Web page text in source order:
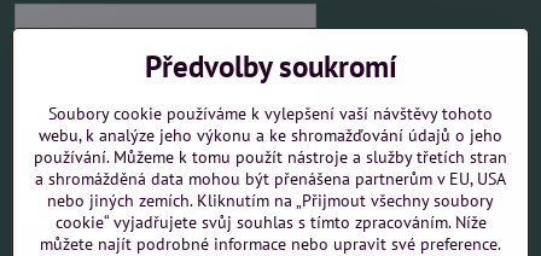
Mám zájem o
Předvolby soukromí
Soubory cookie používáme k vylepšení vaší návštěvy tohoto
webu, k analýze jeho výkonu a ke shromažďování údajů o jeho
používání. Můžeme k tomu použít nástroje a služby třetích stran
a shromážděná data mohou být přenášena partnerům v EU, USA
nebo jiných zemích. Kliknutím na „Přijmout všechny soubory
cookie“ vyjadřujete svůj souhlas s tímto zpracováním. Níže
můžete najít podrobné informace nebo upravit své preference.